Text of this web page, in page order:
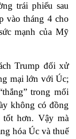
trái phiếu sau
vào tháng 4 cho
mạnh của Mỹ
Trump đối xử
mại lớn với Úc;
trong mối
không có đồng
tốt hơn. Vậy mà
hóa Úc và thuế